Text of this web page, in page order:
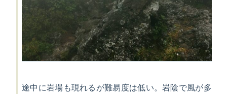
途中に岩場も現れるが難易度は低い。岩陰で風が多